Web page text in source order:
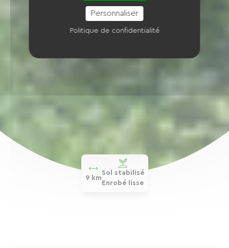
9 km
Sol stabilisé
Enrobé lisse
Personnaliser
Politique de confidentialité